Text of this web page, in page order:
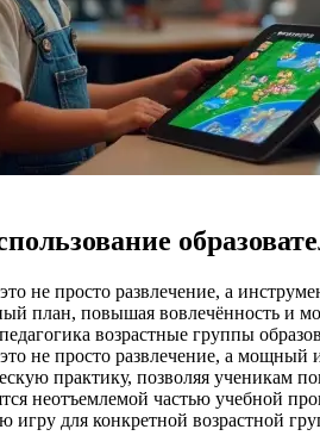
не просто развлечение, а
план, повышая вовлечённость и
педагогика возрастные группы
не просто развлечение, а
практику, позволяя ученикам
неотъемлемой частью учебной
игру для конкретной возрастной